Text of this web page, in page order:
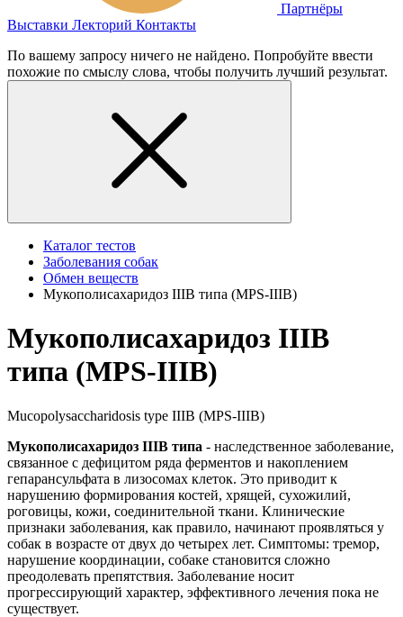
Партнёры
Выставки Лекторий Контакты
По вашему запросу ничего не найдено. Попробуйте ввести
похожие по смыслу слова, чтобы получить лучший результат.
Каталог тестов
Заболевания собак
Обмен веществ
Мукополисахаридоз IIIB типа (MPS-IIIB)
Мукополисахаридоз IIIB
типа (MPS-IIIB)
Mucopolysaccharidosis type IIIB (MPS-IIIB)
Мукополисахаридоз IIIB типа - наследственное заболевание,
связанное с дефицитом ряда ферментов и накоплением
гепарансульфата в лизосомах клеток. Это приводит к
нарушению формирования костей, хрящей, сухожилий,
роговицы, кожи, соединительной ткани. Клинические
признаки заболевания, как правило, начинают проявляться у
собак в возрасте от двух до четырех лет. Симптомы: тремор,
нарушение координации, собаке становится сложно
преодолевать препятствия. Заболевание носит
прогрессирующий характер, эффективного лечения пока не
существует.